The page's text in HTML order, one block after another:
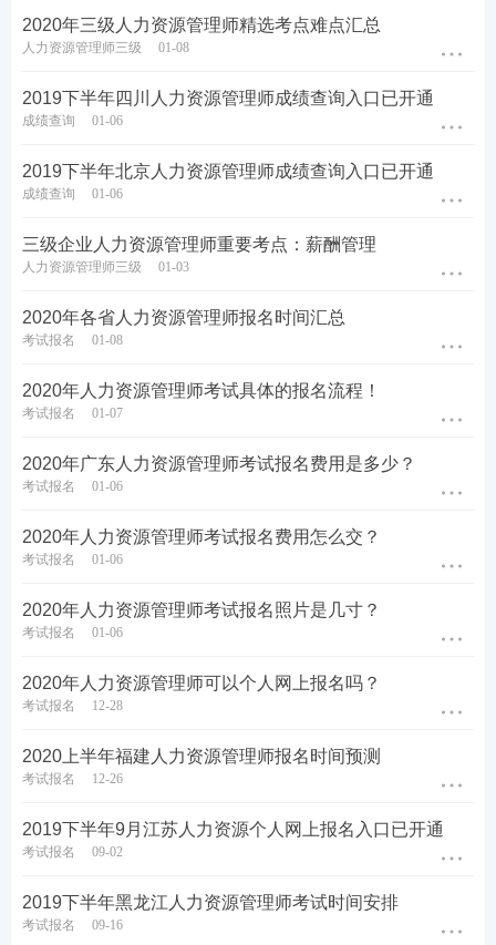
2020年三级人力资源管理师精选考点难点汇总
人力资源管理师三级 01-08
2019下半年四川人力资源管理师成绩查询入口已开通
成绩查询 01-06
2019下半年北京人力资源管理师成绩查询入口已开通
成绩查询 01-06
三级企业人力资源管理师重要考点：薪酬管理
人力资源管理师三级 01-03
2020年各省人力资源管理师报名时间汇总
考试报名 01-08
2020年人力资源管理师考试具体的报名流程！
考试报名 01-07
2020年广东人力资源管理师考试报名费用是多少？
考试报名 01-06
2020年人力资源管理师考试报名费用怎么交？
考试报名 01-06
2020年人力资源管理师考试报名照片是几寸？
考试报名 01-06
2020年人力资源管理师可以个人网上报名吗？
考试报名 12-28
2020上半年福建人力资源管理师报名时间预测
考试报名 12-26
2019下半年9月江苏人力资源个人网上报名入口已开通
考试报名 09-02
2019下半年黑龙江人力资源管理师考试时间安排
考试报名 09-16